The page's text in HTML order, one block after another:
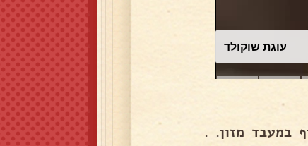
עוגת שוקולד
במעבד מזון. .